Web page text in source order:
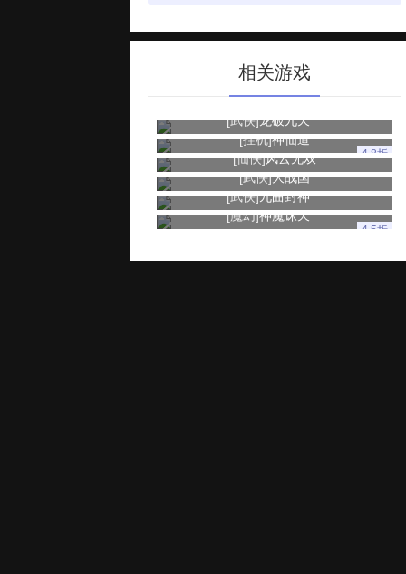
相关游戏
[武侠]龙破九天
[挂机]神仙道
4.8折
[仙侠]风云无双
[武侠]大战国
[武侠]九曲封神
[魔幻]神魔诛天
4.5折